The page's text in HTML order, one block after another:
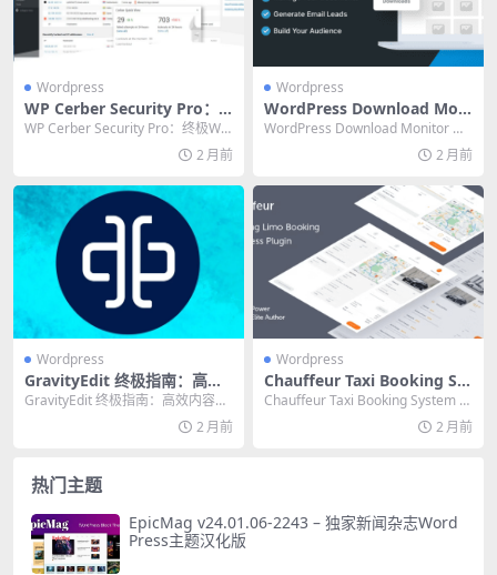
Wordpress
WP Cerber Security Pro：
终极WordPress网站防护插件
WP Cerber Security Pro：终极Wo
2 月前
Wordpress
WordPress Download Moni
tor 插件终极使用经验：从安
WordPress Download Monitor 插
件使用经验：从安装到性能...
2 月前
Wordpress
GravityEdit 终极指南：高效
内容编辑与 WordPress 集成
GravityEdit 终极指南：高效内容编
辑与 WordPress 集成的专业...
2 月前
Wordpress
Chauffeur Taxi Booking Sy
stem：终极豪华出行预约插
Chauffeur Taxi Booking System fo
2 月前
热门主题
EpicMag v24.01.06-2243 – 独家新闻杂志Word
Press主题汉化版